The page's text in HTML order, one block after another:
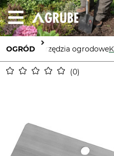
OGRÓD Narzędzia ogrodowe
0